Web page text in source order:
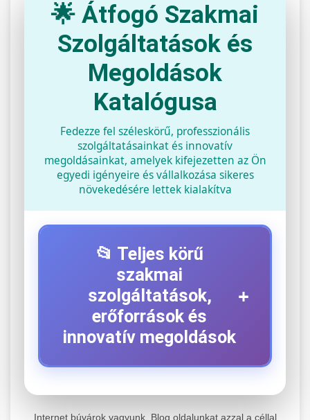
🌟 Átfogó Szakmai
Szolgáltatások és
Megoldások
Katalógusa
Fedezze fel széleskörű, professzionális
szolgáltatásainkat és innovatív
megoldásainkat, amelyek kifejezetten az Ön
egyedi igényeire és vállalkozása sikeres
növekedésére lettek kialakítva
📂 Teljes körű
szakmai
szolgáltatások,
erőforrások és
innovatív megoldások
+
+
Internet búvárok vagyunk. Blog oldalunkat azzal a céllal